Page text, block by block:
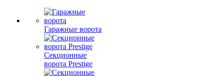
Гаражные ворота
Секционные
ворота Prestige